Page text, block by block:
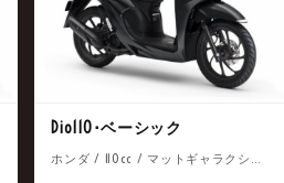
Dio110･ベーシック
ホンダ / 110cc / マットギャラクシーブラックメタリック